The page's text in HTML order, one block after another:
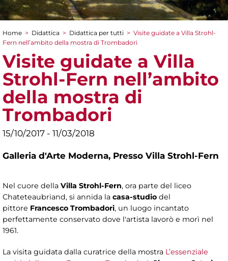
Tu sei qui
Home > Didattica > Didattica per tutti > Visite guidate a Villa Strohl-
Fern nell’ambito della mostra di Trombadori
Visite guidate a Villa
Strohl-Fern nell’ambito
della mostra di
Trombadori
15/10/2017 - 11/03/2018
Galleria d'Arte Moderna, Presso Villa Strohl-Fern
Nel cuore della Villa Strohl-Fern, ora parte del liceo
Chateteaubriand, si annida la casa-studio del
pittore Francesco Trombadori, un luogo incantato
perfettamente conservato dove l'artista lavorò e morì nel
1961.
La visita guidata dalla curatrice della mostra L’essenziale